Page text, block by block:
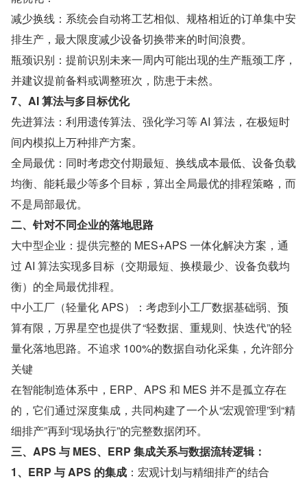
减少换线：系统会自动将工艺相似、规格相近的订单集中安
排生产，最大限度减少设备切换带来的时间浪费。
瓶颈识别：提前识别未来一周内可能出现的生产瓶颈工序，
并建议提前备料或调整班次，防患于未然。
7、AI 算法与多目标优化
先进算法：利用遗传算法、强化学习等 AI 算法，在极短时
间内模拟上万种排产方案。
全局最优：同时考虑交付期最短、换线成本最低、设备负载
均衡、能耗最少等多个目标，算出全局最优的排程策略，而
不是局部最优。
二、针对不同企业的落地思路
大中型企业：提供完整的 MES+APS 一体化解决方案，通
过 AI 算法实现多目标（交期最短、换模最少、设备负载均
衡）的全局最优排程。
中小工厂（轻量化 APS）：考虑到小工厂数据基础弱、预
算有限，万界星空也提供了“轻数据、重规则、快迭代”的轻
量化落地思路。不追求 100%的数据自动化采集，允许部分
关键
在智能制造体系中，ERP、APS 和 MES 并不是孤立存在
的，它们通过深度集成，共同构建了一个从“宏观管理”到“精
细排产”再到“现场执行”的完整数据闭环。
三、APS 与 MES、ERP 集成关系与数据流转逻辑：
1、ERP 与 APS 的集成 ：宏观计划与精细排产的结合